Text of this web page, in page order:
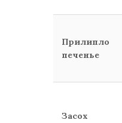
Прилипло
печенье
Засох